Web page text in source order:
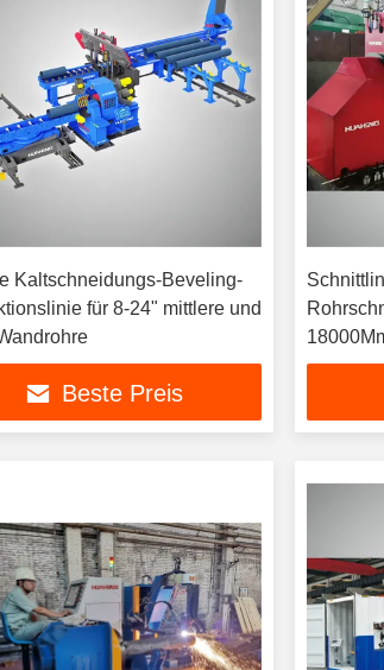
Kaltschneidungs-Beveling-
für 8-24" mittlere und
Beste Preis